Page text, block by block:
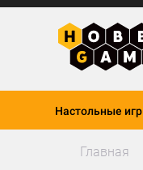
Настольные
Главная